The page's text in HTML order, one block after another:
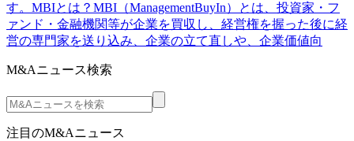
す。MBIとは？MBI（ManagementBuyIn）とは、投資家・フ
ァンド・金融機関等が企業を買収し、経営権を握った後に経
営の専門家を送り込み、企業の立て直しや、企業価値向
M&Aニュース検索
注目のM&Aニュース